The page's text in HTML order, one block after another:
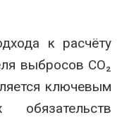
к расчёту
выбросов CO₂
ключевым
обязательств